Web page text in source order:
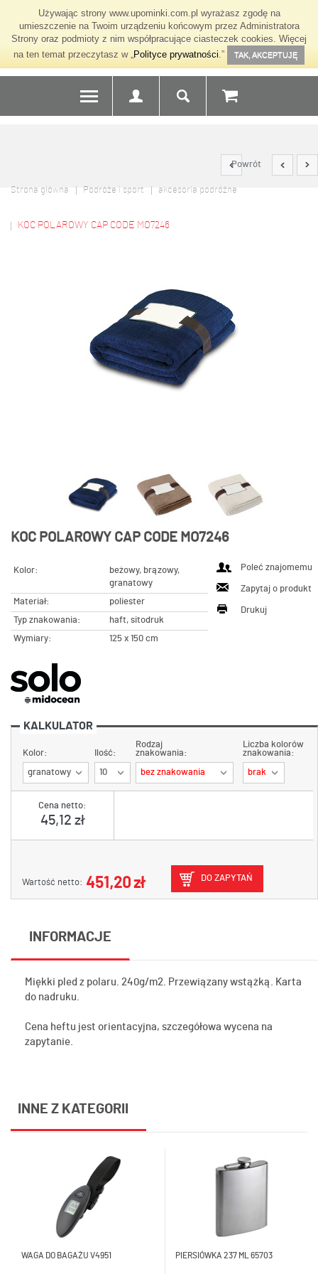
Używając strony www.upominki.com.pl wyrażasz zgodę na
umieszczenie na Twoim urządzeniu końcowym przez Administratora
Strony oraz podmioty z nim współpracujące ciasteczek cookies. Więcej
na ten temat przeczytasz w „Polityce prywatności.” TAK, AKCEPTUJĘ
Powrót
Strona główna Podróże i sport akcesoria podróżne
KOC POLAROWY CAP CODE MO7246
KOC POLAROWY CAP CODE MO7246
Kolor:
beżowy, brązowy,
granatowy
Materiał:
poliester
Typ znakowania:
haft, sitodruk
Wymiary:
125 x 150 cm
Poleć znajomemu
Zapytaj o produkt
Drukuj
KALKULATOR
Cena netto:
45,12 zł
Wartość netto: 451,20 zł DO ZAPYTAŃ
Kolor:
granatowy
Ilość:
10
Rodzaj
znakowania:
bez znakowania
Liczba kolorów
znakowania:
brak
INFORMACJE
Miękki pled z polaru. 240g/m2. Przewiązany wstążką. Karta
do nadruku.
Cena heftu jest orientacyjna, szczegółowa wycena na
zapytanie.
INNE Z KATEGORII
WAGA DO BAGAŻU V4951 PIERSIÓWKA 237 ML 65703